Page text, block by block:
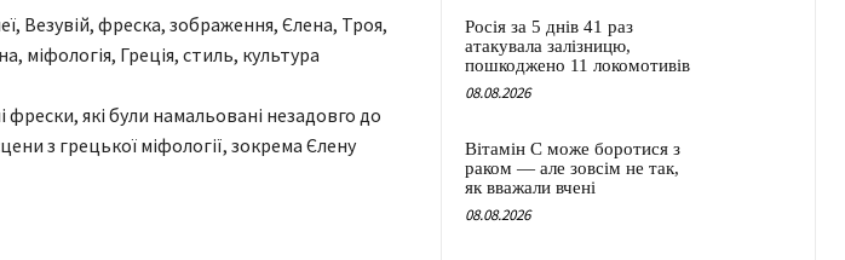
які були намальовані незадовго до
з грецької міфології, зокрема Єлену
Росія за 5 днів 41 раз
атакувала залізницю,
пошкоджено 11 локомотивів
08.08.2026
Вітамін C може боротися з
раком — але зовсім не так,
як вважали вчені
08.08.2026